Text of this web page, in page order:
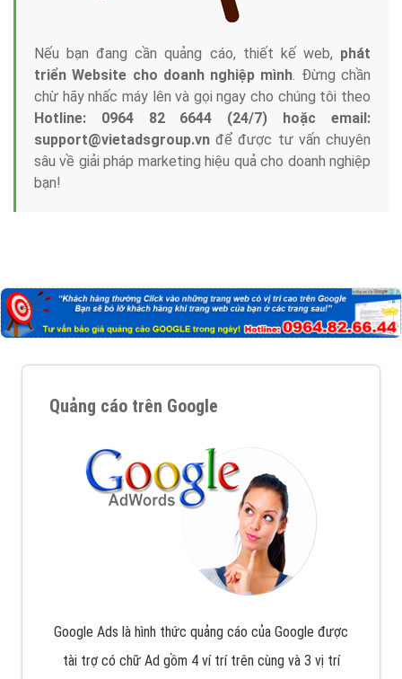
Nếu bạn đang cần quảng cáo, thiết kế web, phát
triển Website cho doanh nghiệp mình. Đừng chần
chừ hãy nhấc máy lên và gọi ngay cho chúng tôi theo
Hotline: 0964 82 6644 (24/7) hoặc email:
support@vietadsgroup.vn để được tư vấn chuyên
sâu về giải pháp marketing hiệu quả cho doanh nghiệp
bạn!
Quảng cáo trên Google
Google Ads là hình thức quảng cáo của Google được
tài trợ có chữ Ad gồm 4 ví trí trên cùng và 3 vị trí